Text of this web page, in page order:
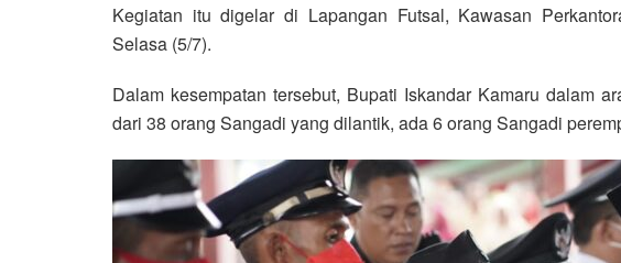
Kegiatan itu digelar di Lapangan Futsal, Kawasan
Selasa (5/7).
Dalam kesempatan tersebut, Bupati Iskandar Kamaru dalam
dari 38 orang Sangadi yang dilantik, ada 6 orang Sangadi